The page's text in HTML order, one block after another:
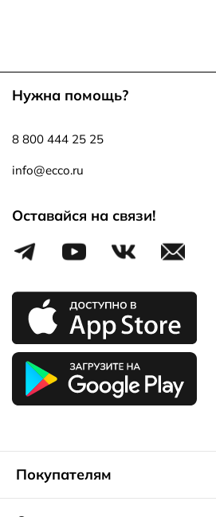
Нужна помощь?
8 800 444 25 25
info@ecco.ru
Оставайся на связи!
Покупателям